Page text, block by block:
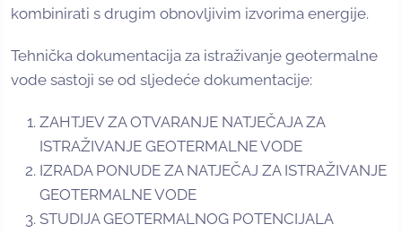
kombinirati s drugim obnovljivim izvorima energije.
Tehnička dokumentacija za istraživanje geotermalne
vode sastoji se od sljedeće dokumentacije:
ZAHTJEV ZA OTVARANJE NATJEČAJA ZA
ISTRAŽIVANJE GEOTERMALNE VODE
IZRADA PONUDE ZA NATJEČAJ ZA ISTRAŽIVANJE
GEOTERMALNE VODE
STUDIJA GEOTERMALNOG POTENCIJALA